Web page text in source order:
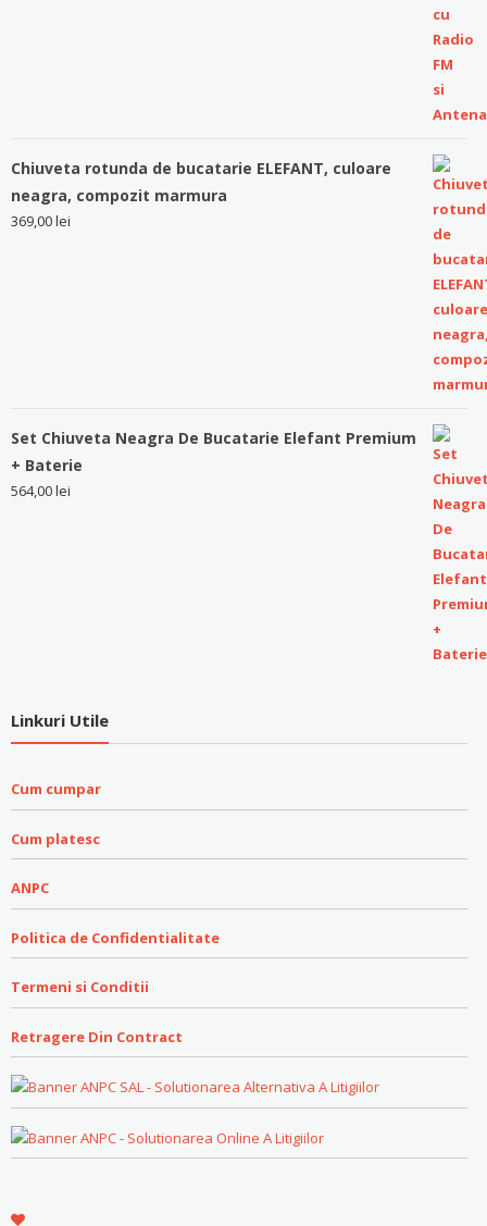
Chiuveta rotunda de bucatarie ELEFANT, culoare
neagra, compozit marmura
369,00lei
Set Chiuveta Neagra De Bucatarie Elefant Premium
+ Baterie
564,00lei
Linkuri Utile
Cum cumpar
Cum platesc
ANPC
Politica de Confidentialitate
Termeni si Conditii
Retragere Din Contract